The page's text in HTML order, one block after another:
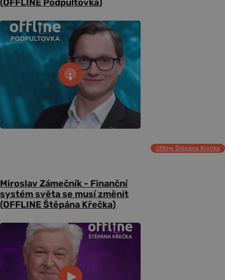
(OFFLINE Podpultovka)
Offline Štěpána Křečka
Miroslav Zámečník - Finanční
systém světa se musí změnit
(OFFLINE Štěpána Křečka)